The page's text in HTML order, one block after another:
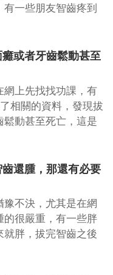
一些朋友智齒疼到
或者牙齒鬆動甚至
網上先找找功課，有
相關的資料，發現拔
鬆動甚至死亡，這是
齒還腫，那還有必要
不決，尤其是在網
的很嚴重，有一些胖
就胖，拔完智齒之後